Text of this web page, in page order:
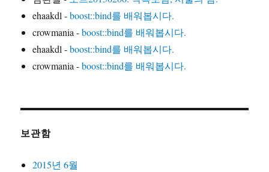
ehaakdl-boost::bind를 배워봅시다.
crowmania-boost::bind를 배워봅시다.
ehaakdl-boost::bind를 배워봅시다.
crowmania-boost::bind를 배워봅시다.
보관함
2015년 6월